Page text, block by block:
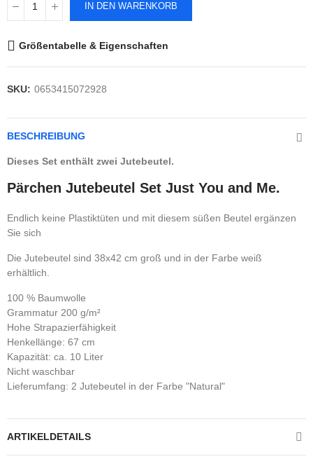
IN DEN WARENKORB
Größentabelle & Eigenschaften
SKU: 0653415072928
BESCHREIBUNG
Dieses Set enthält zwei Jutebeutel.
Pärchen Jutebeutel Set Just You and Me.
Endlich keine Plastiktüten und mit diesem süßen Beutel ergänzen
Sie sich
Die Jutebeutel sind 38x42 cm groß und in der Farbe weiß
erhältlich.
100 % Baumwolle
Grammatur 200 g/m²
Hohe Strapazierfähigkeit
Henkellänge: 67 cm
Kapazität: ca. 10 Liter
Nicht waschbar
Lieferumfang: 2 Jutebeutel in der Farbe "Natural"
ARTIKELDETAILS